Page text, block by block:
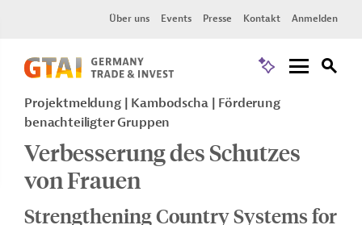
Über uns Events Presse Kontakt Anmelden
Projektmeldung Kambodscha
Förderung
benachteiligter Gruppen
Verbesserung des Schutzes
von Frauen
Strengthening Country Systems for